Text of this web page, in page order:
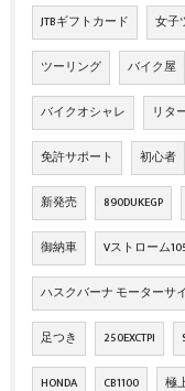
JTBギフトカード 女子
ツーリング バイク屋
バイクオシャレ リタ
免許サポート 初心者
新発売 890DUKEGP
御納車 Vストローム
ハスクバーナ モーターサ
足つき 250EXCTPI
HONDA CB1100 極